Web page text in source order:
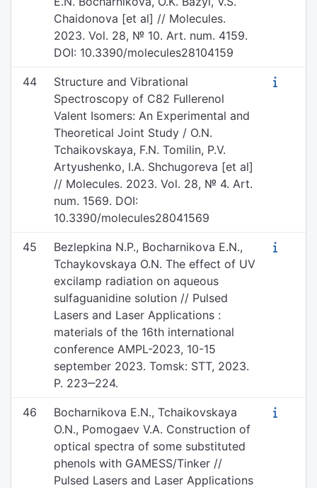
Chaidonova [et al] // Molecules.
2023. Vol. 28, № 10. Art. num. 4159.
DOI: 10.3390/molecules28104159
44
Structure and Vibrational
Spectroscopy of C82 Fullerenol
Valent Isomers: An Experimental and
Theoretical Joint Study / O.N.
Tchaikovskaya, F.N. Tomilin, P.V.
Artyushenko, I.A. Shchugoreva [et al]
// Molecules. 2023. Vol. 28, № 4. Art.
num. 1569. DOI:
10.3390/molecules28041569
45
Bezlepkina N.P., Bocharnikova E.N.,
Tchaykovskaya O.N. The effect of UV
excilamp radiation on aqueous
sulfaguanidine solution // Pulsed
Lasers and Laser Applications :
materials of the 16th international
conference AMPL-2023, 10-15
september 2023. Tomsk: STT, 2023.
P. 223‒224.
46
Bocharnikova E.N., Tchaikovskaya
O.N., Pomogaev V.A. Construction of
optical spectra of some substituted
phenols with GAMESS/Tinker //
Pulsed Lasers and Laser Applications